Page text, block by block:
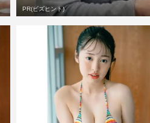
PR(ビズヒント)